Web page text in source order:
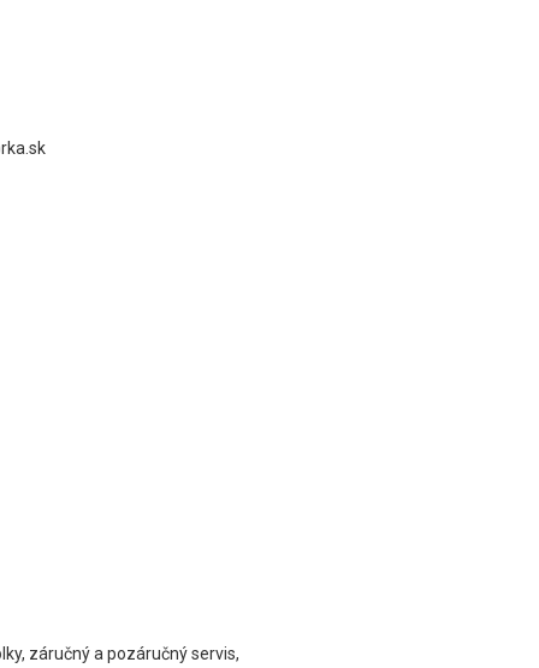
záručný a pozáručný servis,